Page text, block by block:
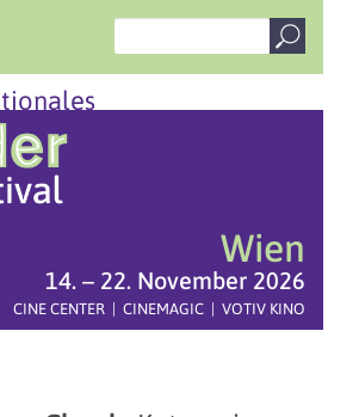
Wien
14. – 22. November 2026
CINE CENTER | CINEMAGIC | VOTIV KINO